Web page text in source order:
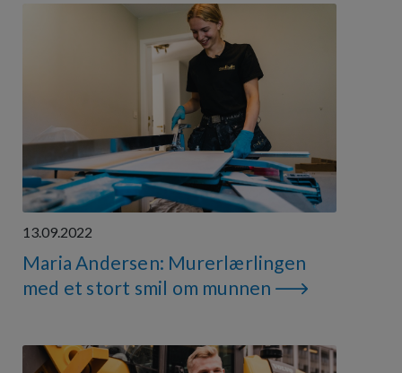
13.09.2022
Maria Andersen: Murerlærlingen
med et stort smil om munnen